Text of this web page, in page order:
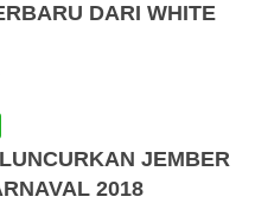
DARI WHITE
JEMBER
2018